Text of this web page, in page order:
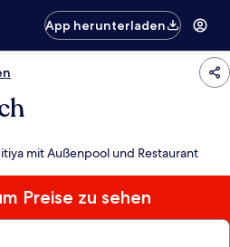
App herunterladen
mit Außenpool und Restaurant
Preise zu sehen